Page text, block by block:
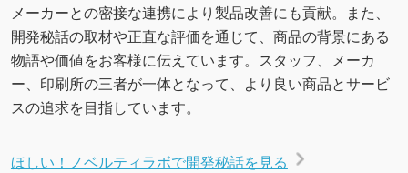
メーカーとの密接な連携により製品改善にも貢献。また、
開発秘話の取材や正直な評価を通じて、商品の背景にある
物語や価値をお客様に伝えています。スタッフ、メーカ
ー、印刷所の三者が一体となって、より良い商品とサービ
スの追求を目指しています。
ほしい！ノベルティラボで開発秘話を見る